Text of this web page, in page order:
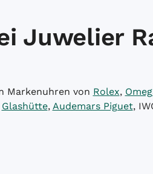
Juwelier
Markenuhren von Rolex,
Glashütte, Audemars Piguet,